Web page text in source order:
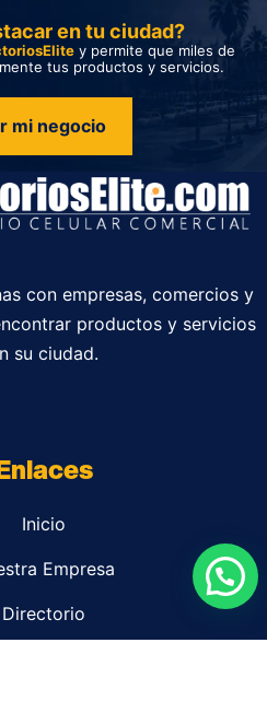
en tu ciudad?
y permite que miles de
tus productos y servicios.
mi negocio
con empresas, comercios y
productos y servicios
su ciudad.
Inicio
Empresa
Directorio